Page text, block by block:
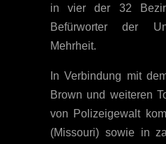
in vier der 32
Befürworter der
Mehrheit.
In Verbindung mit
Brown und weiteren
von Polizeigewalt
(Missouri) sowie in